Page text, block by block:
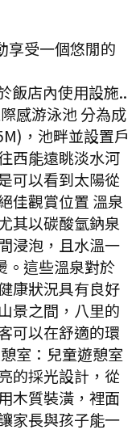
享受一個悠閒的
飯店內使用設施..
感游泳池 分為成
，池畔並設置戶
西能遠眺淡水河
可以看到太陽從
佳觀賞位置 溫泉
其以碳酸氫鈉泉
浸泡，且水溫一
。這些溫泉對於
康狀況具有良好
景之間，八里的
可以在舒適的環
室：兒童遊憩室
的採光設計，從
木質裝潢，裡面
家長與孩子能一